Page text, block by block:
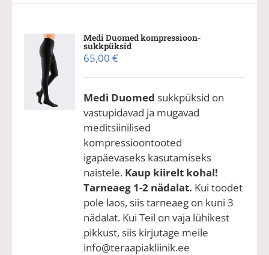
Medi Duomed kompressioon-
sukkpüksid
65,00€
Medi Duomed sukkpüksid on
vastupidavad ja mugavad
meditsiinilised
kompressioontooted
igapäevaseks kasutamiseks
naistele. Kaup kiirelt kohal!
Tarneaeg 1-2 nädalat. Kui toodet
pole laos, siis tarneaeg on kuni 3
nädalat. Kui Teil on vaja lühikest
pikkust, siis kirjutage meile
info@teraapiakliinik.ee